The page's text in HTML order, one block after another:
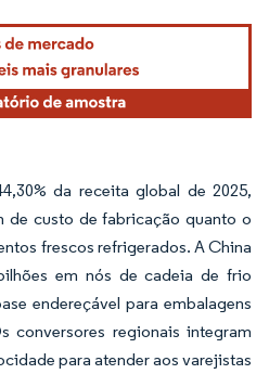
da receita global de 2025,
de custo de fabricação quanto o
frescos refrigerados. A China
em nós de cadeia de frio
endereçável para embalagens
conversores regionais integram
para atender aos varejistas